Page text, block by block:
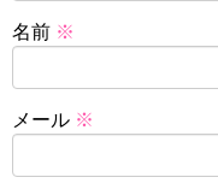
名前 ※
メール ※